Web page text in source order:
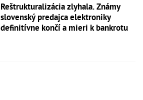
Reštrukturalizácia zlyhala. Známy
slovenský predajca elektroniky
definitívne končí a mieri k bankrotu